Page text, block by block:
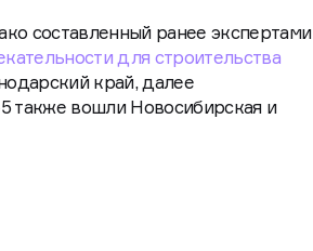
составленный ранее экспертами
для строительства
край, далее
также вошли Новосибирская и